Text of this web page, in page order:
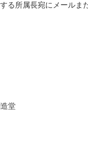
る所属長宛にメールま
堂